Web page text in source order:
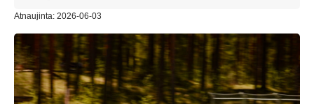
Atnaujinta: 2026-06-03